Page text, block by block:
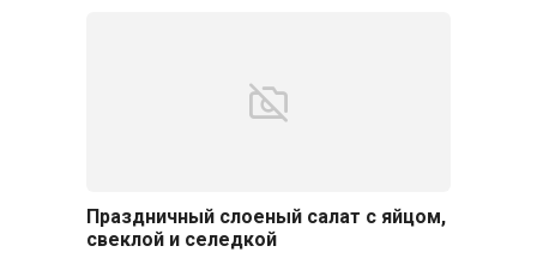
Праздничный слоеный салат с яйцом,
свеклой и селедкой